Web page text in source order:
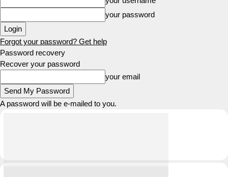
your password
Forgot your password? Get help
Password recovery
Recover your password
your email
A password will be e-mailed to you.